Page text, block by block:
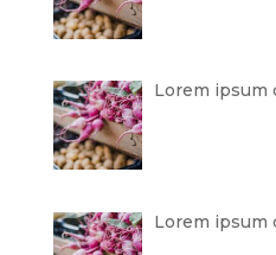
Lorem ipsum
Lorem ipsum